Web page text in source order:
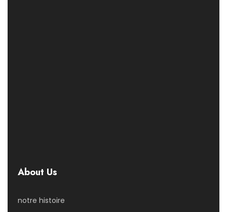
About Us
notre histoire